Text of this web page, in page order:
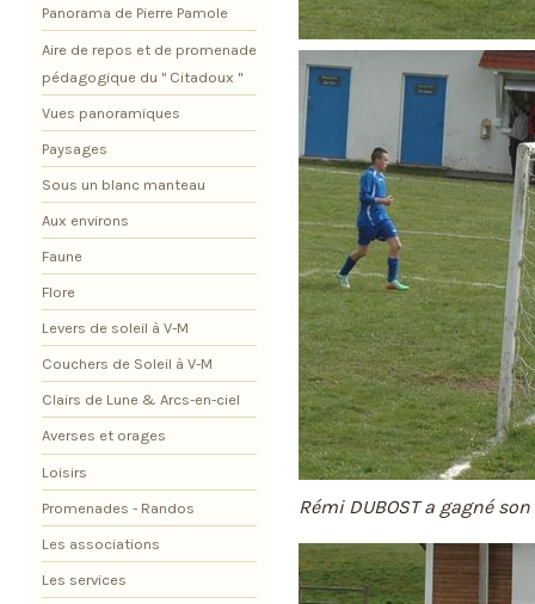
Rémi DUBOST a gagné
Panorama de Pierre Pamole
Aire de repos et de promenade
pédagogique du " Citadoux "
Vues panoramiques
Paysages
Sous un blanc manteau
Aux environs
Faune
Flore
Levers de soleil à V-M
Couchers de Soleil à V-M
Clairs de Lune & Arcs-en-ciel
Averses et orages
Loisirs
Promenades - Randos
Les associations
Les services